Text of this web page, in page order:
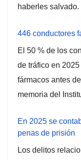
haberles
446 conductores
El 50 % de los
de tráfico en
fármacos antes
memoria del
En 2025 se
penas de prisión
Los delitos